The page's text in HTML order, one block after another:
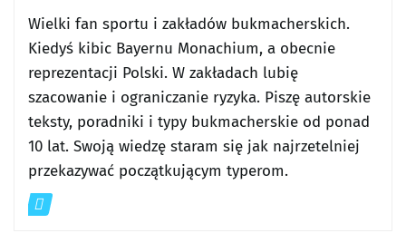
Wielki fan sportu i zakładów bukmacherskich.
Kiedyś kibic Bayernu Monachium, a obecnie
reprezentacji Polski. W zakładach lubię
szacowanie i ograniczanie ryzyka. Piszę autorskie
teksty, poradniki i typy bukmacherskie od ponad
10 lat. Swoją wiedzę staram się jak najrzetelniej
przekazywać początkującym typerom.